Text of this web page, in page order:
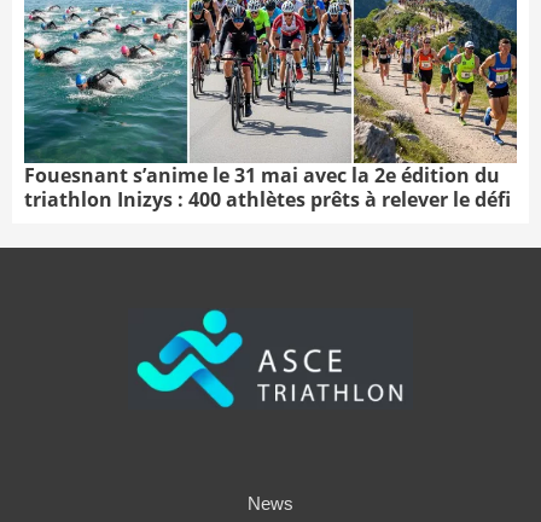
Fouesnant s’anime le 31 mai avec la 2e édition du
triathlon Inizys : 400 athlètes prêts à relever le défi
News